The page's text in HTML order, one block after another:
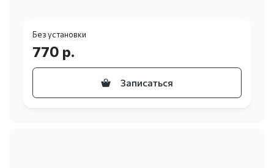
Без установки
770 р.
Записаться